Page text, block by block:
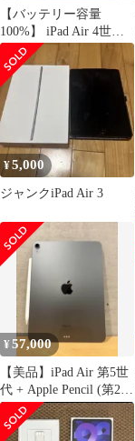
【バッテリー容量
100%】 iPad Air 4世代
64GB ペンシル付き
¥5,000
ジャンクiPad Air 3
¥57,000
【美品】iPad Air 第5世
代 + Apple Pencil (第2世
代)